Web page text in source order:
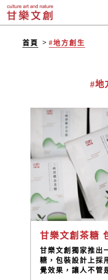
首頁 #地方創生
#地
甘樂文創茶糖
甘樂文創獨家推出
糖，包裝設計上採
覺效果，讓人不管